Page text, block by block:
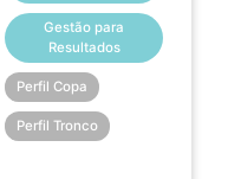
Gestão para
Resultados
Perfil Copa
Perfil Tronco